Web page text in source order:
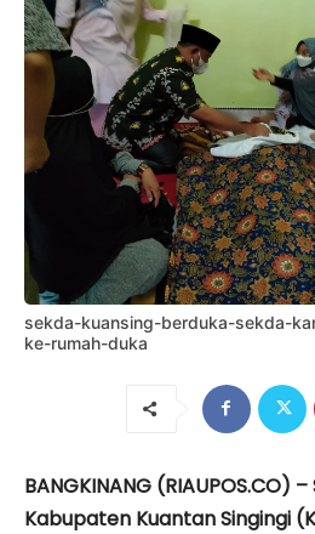
sekda-kuansing-berduka-sekda-
ke-rumah-duka
BANGKINANG (RIAUPOS.CO)
Kabupaten Kuantan Singingi